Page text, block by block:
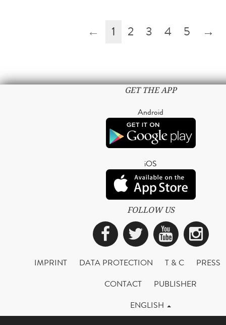
← 1 2 3 4 5 →
GET THE APP
Android
iOS
FOLLOW US
Facebook
Twitter
IMPRINT DATA PROTECTION T & C
PRESS
CONTACT
PUBLISHER
ENGLISH